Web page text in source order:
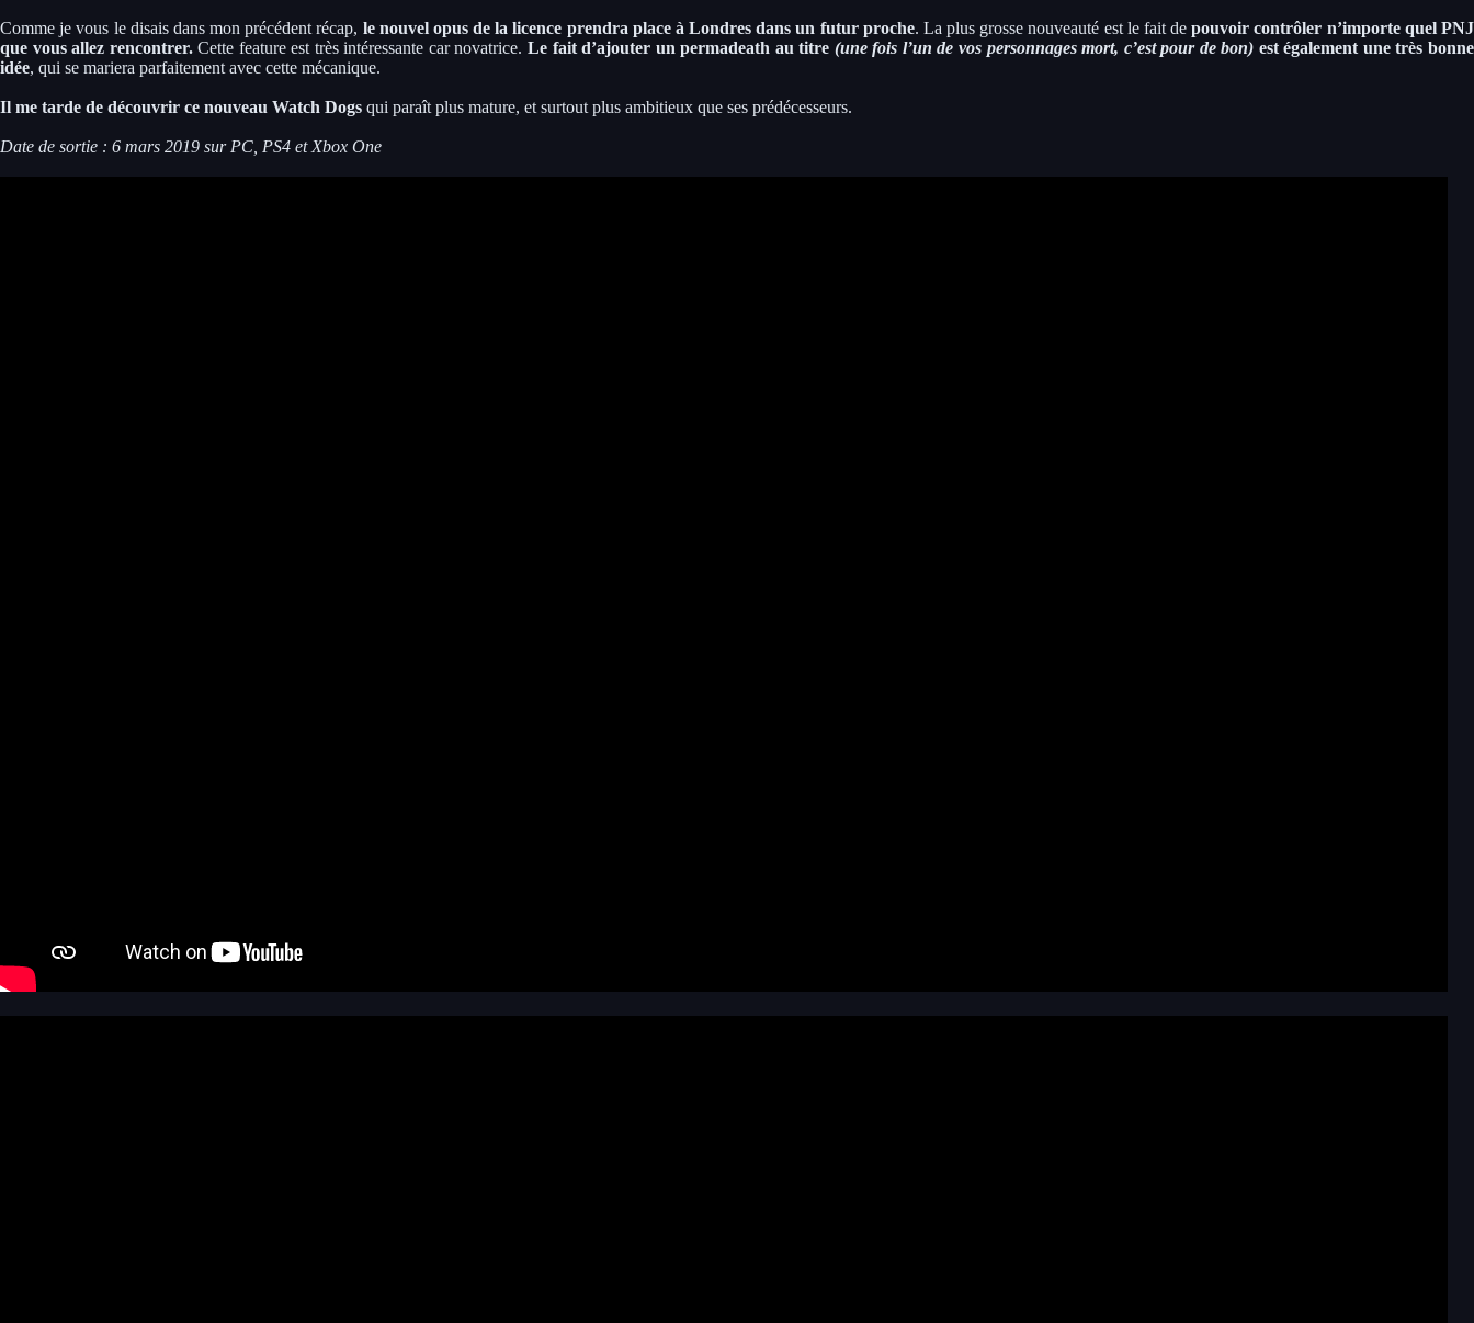
Comme je vous le disais dans mon précédent récap, le nouvel opus de la licence prendra place à Londres dans un futur proche. La plus grosse nouveauté est le fait depouvoir contrôler n’importe quel PNJ
que vous allez rencontrer.Cette feature est très intéressante car novatrice.Le fait d’ajouter un permadeath au titre (une fois l’un de vos personnages mort, c’est pour de bon) est également une très bonne
idée, qui se mariera parfaitement avec cette mécanique.
Il me tarde de découvrir ce nouveau Watch Dogs qui paraît plus mature, et surtout plus ambitieux que ses prédécesseurs.
Date de sortie : 6 mars 2019 sur PC, PS4 et Xbox One